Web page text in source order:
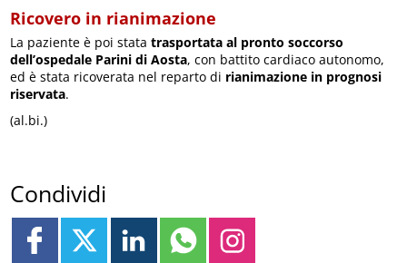
Ricovero in rianimazione
La paziente è poi statatrasportata al pronto soccorso
dell’ospedale Parini di Aosta, con battito cardiaco autonomo,
ed è stata ricoverata nel reparto di rianimazione in prognosi
riservata.
(al.bi.)
Condividi